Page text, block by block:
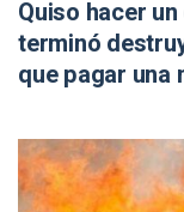
Quiso hacer
terminó
que pagar una